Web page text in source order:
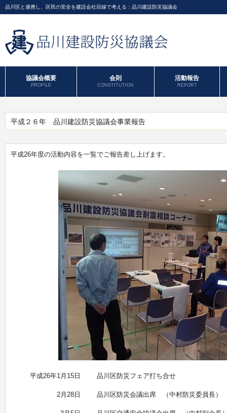
品川区と連携し、区民の安全を建設会社目線で考える：品川建設防災協議会
協議会概要
PROFILE
会則
CONSTITUTION
活動報告
REPORT
平成２６年 品川建設防災協議会事業報告
平成26年度の活動内容を一覧でご報告差し上げます。
平成26年1月15日 品川区防災フェア打ち合せ
2月28日 品川区防災会議出席 （中村防災委員長）